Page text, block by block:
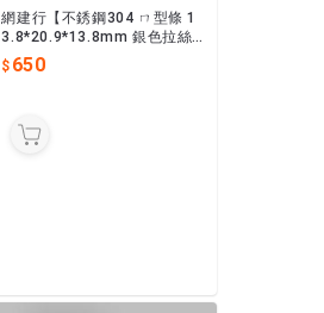
網建行【不銹鋼304 ㄇ型條 1
3.8*20.9*13.8mm 銀色拉絲】
長2440mm 收邊條 封邊條 現
貨供應
650